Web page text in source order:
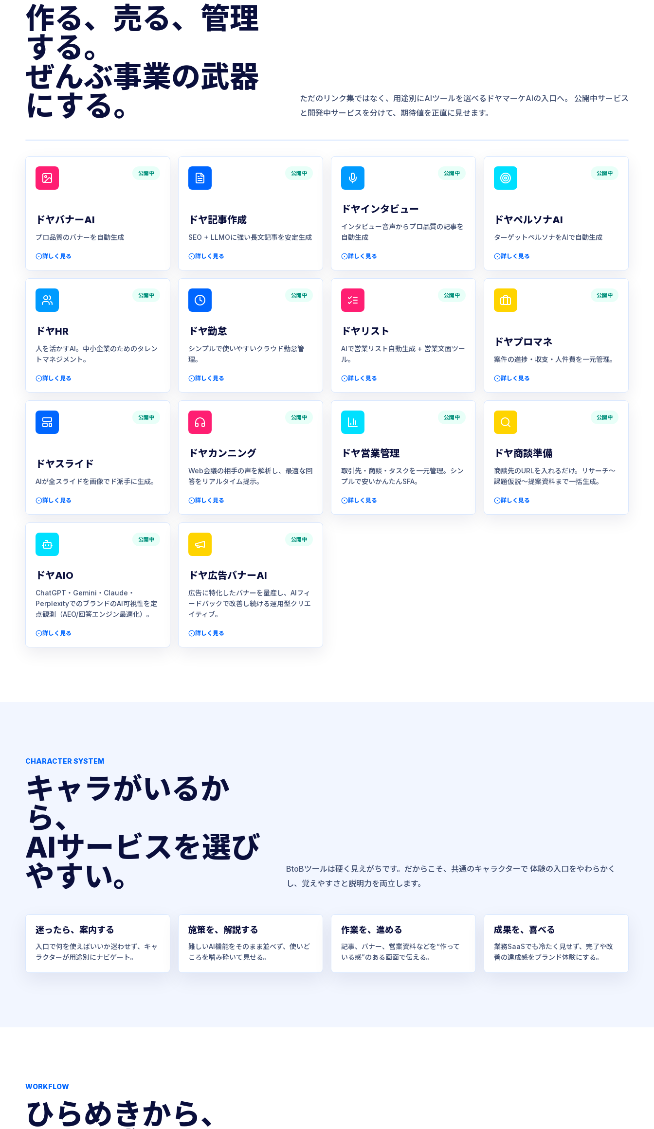
作る、売る、管理
する。
ぜんぶ事業の武器
にする。
ただのリンク集ではなく、用途別にAIツールを選べるドヤマーケAIの入口へ。 公開中サービス
と開発中サービスを分けて、期待値を正直に見せます。
公開中
ドヤバナーAI
プロ品質のバナーを自動生成
詳しく見る
公開中
ドヤ記事作成
SEO + LLMOに強い長文記事を安定生成
詳しく見る
公開中
ドヤインタビュー
インタビュー音声からプロ品質の記事を
自動生成
詳しく見る
公開中
ドヤペルソナAI
ターゲットペルソナをAIで自動生成
詳しく見る
公開中
ドヤHR
人を活かすAI。中小企業のためのタレン
トマネジメント。
詳しく見る
公開中
ドヤ勤怠
シンプルで使いやすいクラウド勤怠管
理。
詳しく見る
公開中
ドヤリスト
AIで営業リスト自動生成 + 営業文面ツー
ル。
詳しく見る
公開中
ドヤプロマネ
案件の進捗・収支・人件費を一元管理。
詳しく見る
公開中
ドヤスライド
AIが全スライドを画像でド派手に生成。
詳しく見る
公開中
ドヤカンニング
Web会議の相手の声を解析し、最適な回
答をリアルタイム提示。
詳しく見る
公開中
ドヤ営業管理
取引先・商談・タスクを一元管理。シン
プルで安いかんたんSFA。
詳しく見る
公開中
ドヤ商談準備
商談先のURLを入れるだけ。リサーチ〜
課題仮説〜提案資料まで一括生成。
詳しく見る
公開中
ドヤAIO
ChatGPT・Gemini・Claude・
PerplexityでのブランドのAI可視性を定
点観測（AEO/回答エンジン最適化）。
詳しく見る
公開中
ドヤ広告バナーAI
広告に特化したバナーを量産し、AIフィ
ードバックで改善し続ける運用型クリエ
イティブ。
詳しく見る
CHARACTER SYSTEM
キャラがいるか
ら、
AIサービスを選び
やすい。
BtoBツールは硬く見えがちです。だからこそ、共通のキャラクターで 体験の入口をやわらかく
し、覚えやすさと説明力を両立します。
迷ったら、案内する
入口で何を使えばいいか迷わせず、キャ
ラクターが用途別にナビゲート。
施策を、解説する
難しいAI機能をそのまま並べず、使いど
ころを噛み砕いて見せる。
作業を、進める
記事、バナー、営業資料などを“作って
いる感”のある画面で伝える。
成果を、喜べる
業務SaaSでも冷たく見せず、完了や改
善の達成感をブランド体験にする。
WORKFLOW
ひらめきから、